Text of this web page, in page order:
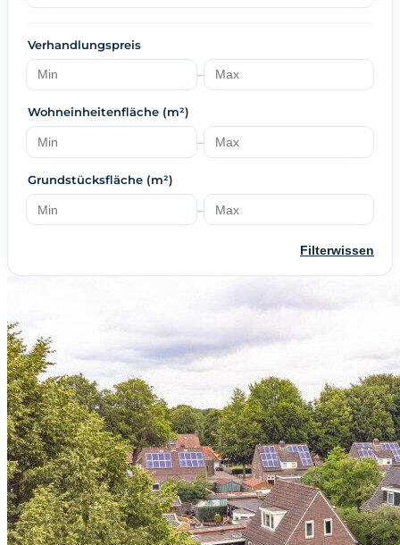
Verhandlungspreis
–
Wohneinheitenfläche (m²)
–
Grundstücksfläche (m²)
–
Filterwissen